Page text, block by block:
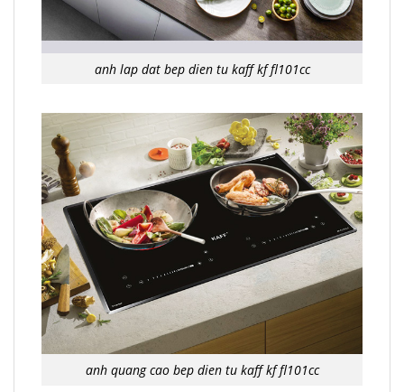
anh lap dat bep dien tu kaff kf fl101cc
anh quang cao bep dien tu kaff kf fl101cc